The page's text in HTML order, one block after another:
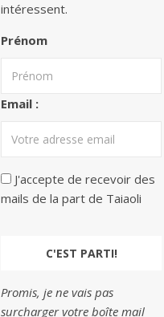
intéressent.
Prénom
Email :
J'accepte de recevoir des
mails de la part de Taiaoli
Promis, je ne vais pas
surcharger votre boîte mail